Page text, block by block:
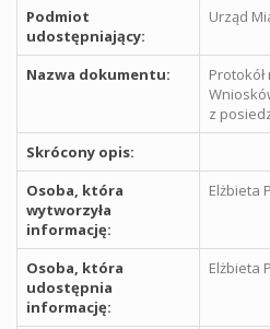
Podmiot
udostępniający:
Urząd
Nazwa dokumentu:
Protokół
z
Skrócony opis:
Osoba, która
wytworzyła
informację:
Elżbieta
Osoba, która
udostępnia
informację:
Elżbieta